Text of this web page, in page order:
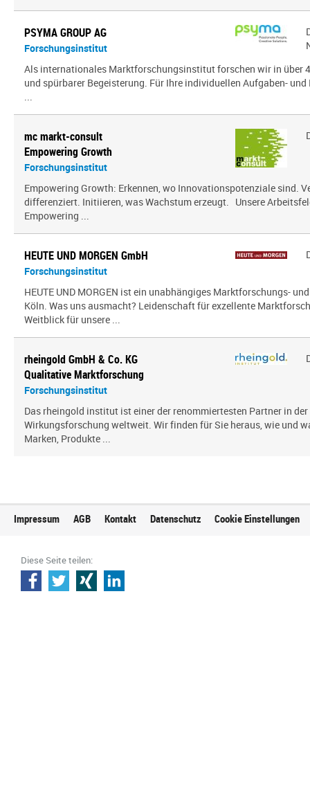
PSYMA GROUP AG
Forschungsinstitut
Als internationales Marktforschungsinstitut forschen wir in über
und spürbarer Begeisterung. Für Ihre individuellen Aufgaben-
...
mc markt-consult
Empowering Growth
Forschungsinstitut
Empowering Growth: Erkennen, wo Innovationspotenziale sind.
differenziert. Initiieren, was Wachstum erzeugt. Unsere
Empowering ...
HEUTE UND MORGEN GmbH
Forschungsinstitut
HEUTE UND MORGEN ist ein unabhängiges Marktforschungs-
Köln. Was uns ausmacht? Leidenschaft für exzellente
Weitblick für unsere ...
rheingold GmbH & Co. KG
Qualitative Marktforschung
Forschungsinstitut
Das rheingold institut ist einer der renommiertesten Partner in
Wirkungsforschung weltweit. Wir finden für Sie heraus, wie und
Marken, Produkte ...
Impressum AGB Kontakt Datenschutz Cookie Einstellungen
Diese Seite teilen: